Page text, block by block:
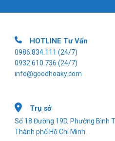
HOTLINE Tư Vấn
0986.834.111 (24/7)
0932.610.736 (24/7)
info@goodhoaky.com
Trụ sở
Số 18 Đường 19D, Phường Bình
Thành phố Hồ Chí Minh.